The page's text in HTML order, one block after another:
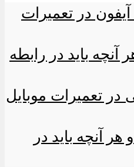
باید در رابطه
آنچه باید در